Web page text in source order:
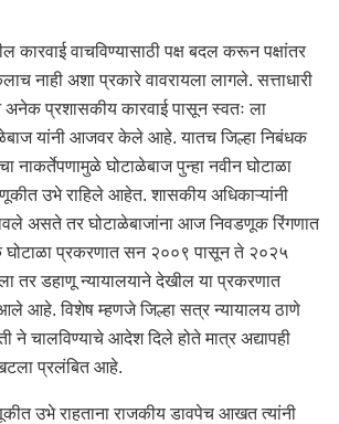
कारवाई वाचविण्यासाठी पक्ष बदल करून पक्षांतर
नाही अशा प्रकारे वावरायला लागले. सत्ताधारी
अनेक प्रशासकीय कारवाई पासून स्वतः ला
यांनी आजवर केले आहे. यातच जिल्हा निबंधक
नाकर्तेपणामुळे घोटाळेबाज पुन्हा नवीन घोटाळा
उभे राहिले आहेत. शासकीय अधिकाऱ्यांनी
असते तर घोटाळेबाजांना आज निवडणूक रिंगणात
प्रकरणात सन २००९ पासून ते २०२५
तर डहाणू न्यायालयाने देखील या प्रकरणात
आहे. विशेष म्हणजे जिल्हा सत्र न्यायालय ठाणे
ने चालविण्याचे आदेश दिले होते मात्र अद्यापही
प्रलंबित आहे.
उभे राहताना राजकीय डावपेच आखत त्यांनी